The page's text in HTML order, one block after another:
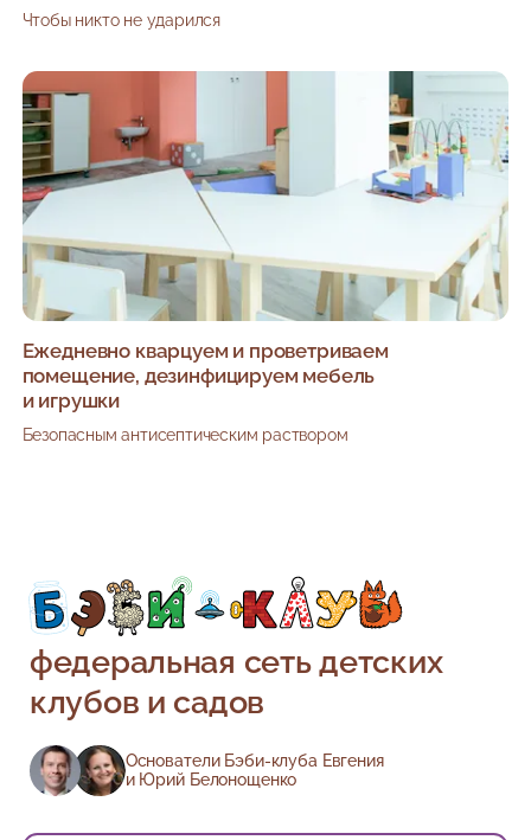
Чтобы никто не ударился
Ежедневно кварцуем и проветриваем
помещение, дезинфицируем мебель
и игрушки
Безопасным антисептическим раствором
федеральная сеть детских
клубов и садов
Основатели Бэби-клуба Евгения
и Юрий Белонощенко